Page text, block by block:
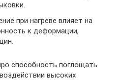
при нагреве влияет на
к деформации,
способность поглощать
высоких